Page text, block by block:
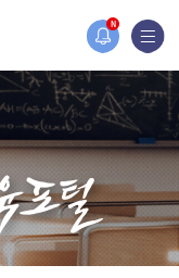
N
개설되었습니다.